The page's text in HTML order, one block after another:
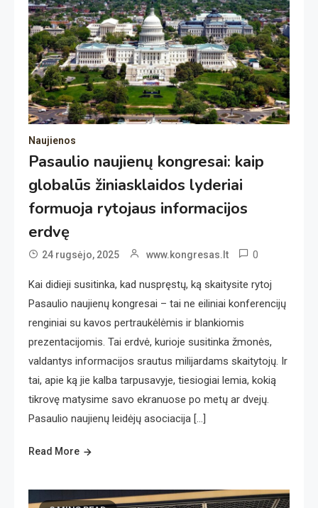
Naujienos
Pasaulio naujienų kongresai: kaip
globalūs žiniasklaidos lyderiai
formuoja rytojaus informacijos
erdvę
24 rugsėjo, 2025 www.kongresas.lt 0
Kai didieji susitinka, kad nuspręstų, ką skaitysite rytoj
Pasaulio naujienų kongresai – tai ne eiliniai konferencijų
renginiai su kavos pertraukėlėmis ir blankiomis
prezentacijomis. Tai erdvė, kurioje susitinka žmonės,
valdantys informacijos srautus milijardams skaitytojų. Ir
tai, apie ką jie kalba tarpusavyje, tiesiogiai lemia, kokią
tikrovę matysime savo ekranuose po metų ar dvejų.
Pasaulio naujienų leidėjų asociacija […]
Read More